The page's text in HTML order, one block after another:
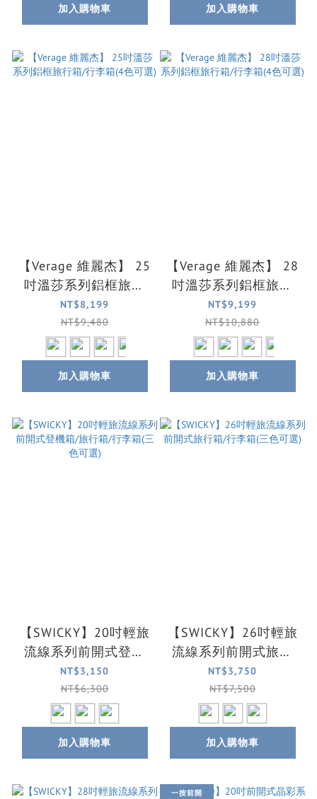
加入購物車 加入購物車
【Verage 維麗杰】 25
吋溫莎系列鋁框旅行
箱/行李箱(4色可選)
NT$8,199
NT$9,480
加入購物車
【Verage 維麗杰】 28
吋溫莎系列鋁框旅行
箱/行李箱(4色可選)
NT$9,199
NT$10,880
加入購物車
【SWICKY】20吋輕旅
流線系列前開式登機
箱/旅行箱/行李箱(三
色可選)
NT$3,150
NT$6,300
加入購物車
【SWICKY】26吋輕旅
流線系列前開式旅行
箱/行李箱(三色可選)
NT$3,750
NT$7,500
加入購物車
一按前開